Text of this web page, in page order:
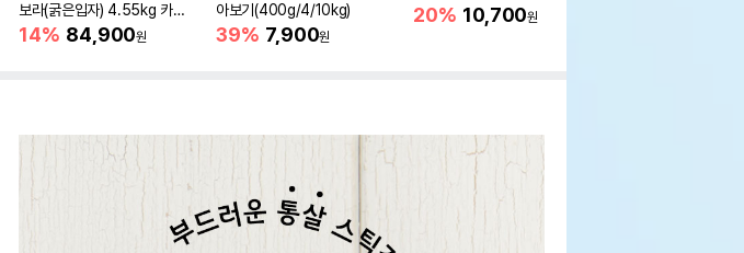
보라(굵은입자) 4.55kg 카사
바모래
14% 84,900원
아보기(400g/4/10kg)
39% 7,900원
20% 10,700원